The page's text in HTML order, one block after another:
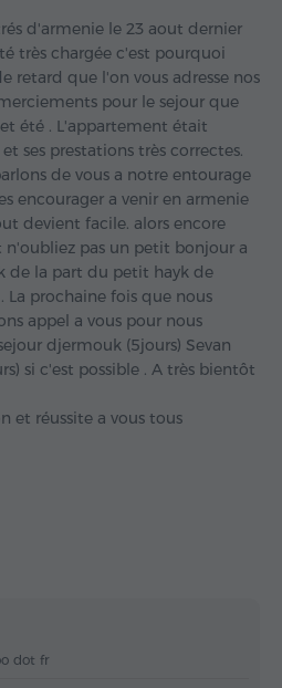
d'armenie le 23 aout dernier
très chargée c'est pourquoi
retard que l'on vous adresse nos
pour le sejour que
été . L'appartement était
ses prestations très correctes.
de vous a notre entourage
encourager a venir en armenie
devient facile. alors encore
pas un petit bonjour a
de la part du petit hayk de
La prochaine fois que nous
appel a vous pour nous
djermouk (5jours) Sevan
si c'est possible . A très bientôt
et réussite a vous tous
dot fr